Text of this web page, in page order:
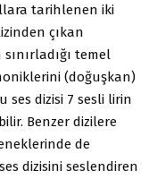
tarihlenen iki
çıkan
temel
(doğuşkan)
ses dizisi 7 sesli lirin
Benzer dizilere
de
dizisini seslendiren